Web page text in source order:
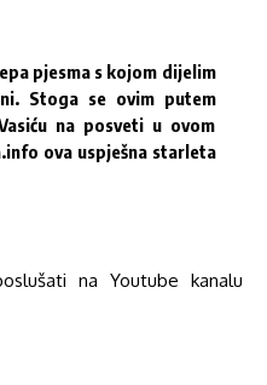
pjesma s kojom dijelim
Stoga se ovim putem
na posveti u ovom
ova uspješna starleta
na Youtube kanalu